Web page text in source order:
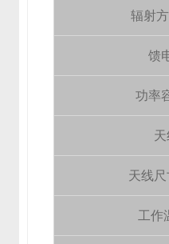
辐射
馈
功率
天
天线尺
工作